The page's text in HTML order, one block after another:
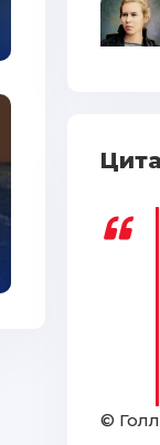
Мартин